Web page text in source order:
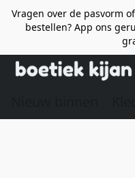
Vragen over de pasvorm
bestellen? App ons